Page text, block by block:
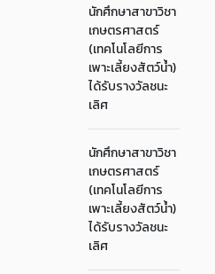
นักศึกษาสาขาวิชา
เกษตรศาสตร์
(เทคโนโลยีการ
เพาะเลี้ยงสัตว์น้ำ)
ได้รับรางวัลชนะ
เลิศ
นักศึกษาสาขาวิชา
เกษตรศาสตร์
(เทคโนโลยีการ
เพาะเลี้ยงสัตว์น้ำ)
ได้รับรางวัลชนะ
เลิศ